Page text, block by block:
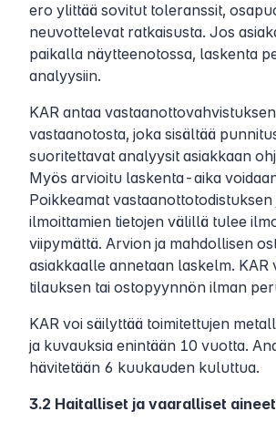
ero ylittää sovitut toleranssit,
neuvottelevat ratkaisusta. Jos
paikalla näytteenotossa, laskenta
analyysiin.
KAR antaa
vastaanotosta, joka sisältää
suoritettavat analyysit asiakkaan
Myös arvioitu laskenta-aika
Poikkeamat vastaanottotodistuksen
ilmoittamien tietojen välillä tulee
viipymättä. Arvion ja mahdollisen
asiakkaalle annetaan laskelm. KAR
tilauksen tai ostopyynnön ilman
KAR voi säilyttää toimitettujen
ja kuvauksia enintään 10 vuotta.
hävitetään 6 kuukauden kuluttua.
3.2 Haitalliset ja vaaralliset aineet